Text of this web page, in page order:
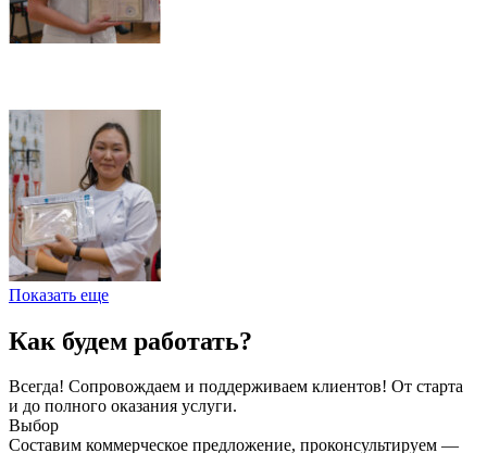
Показать еще
Как будем работать?
Всегда! Сопровождаем и поддерживаем клиентов! От старта
и до полного оказания услуги.
Выбор
Составим коммерческое предложение, проконсультируем —